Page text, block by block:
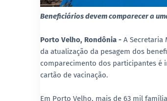
Beneficiários devem comparecer a
Porto Velho, Rondônia - A Secretaria
da atualização da pesagem dos
comparecimento dos participantes
cartão de vacinação.
Em Porto Velho, mais de 63 mil